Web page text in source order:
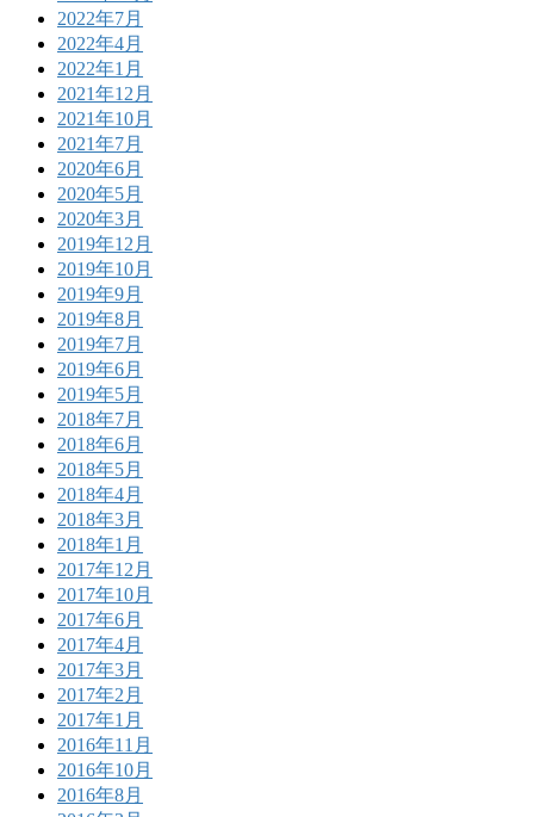
2022年7月
2022年4月
2022年1月
2021年12月
2021年10月
2021年7月
2020年6月
2020年5月
2020年3月
2019年12月
2019年10月
2019年9月
2019年8月
2019年7月
2019年6月
2019年5月
2018年7月
2018年6月
2018年5月
2018年4月
2018年3月
2018年1月
2017年12月
2017年10月
2017年6月
2017年4月
2017年3月
2017年2月
2017年1月
2016年11月
2016年10月
2016年8月